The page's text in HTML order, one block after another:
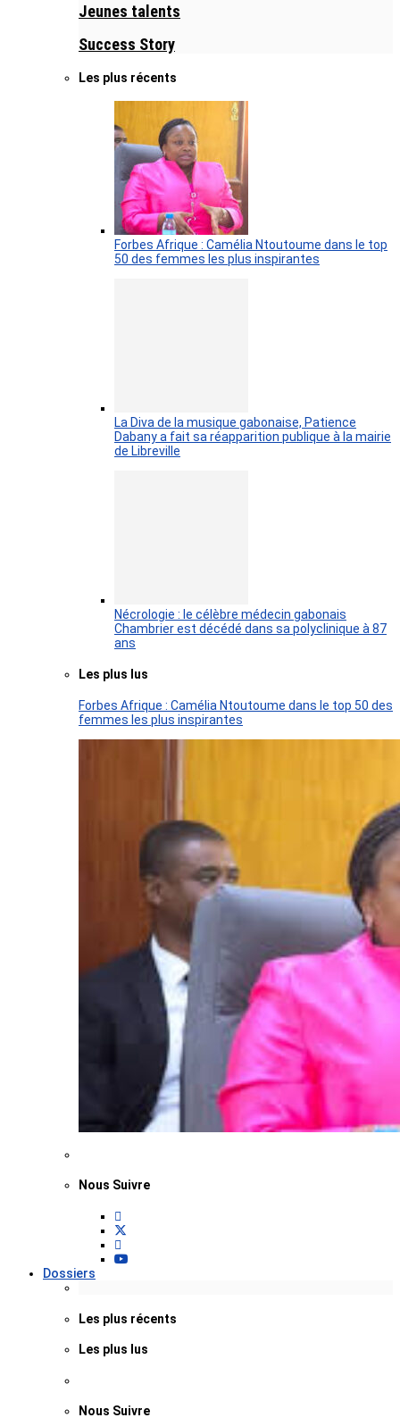
Jeunes talents
Success Story
Les plus récents
Forbes Afrique : Camélia Ntoutoume dans le top
50 des femmes les plus inspirantes
La Diva de la musique gabonaise, Patience
Dabany a fait sa réapparition publique à la mairie
de Libreville
Nécrologie : le célèbre médecin gabonais
Chambrier est décédé dans sa polyclinique à 87
ans
Les plus lus
Forbes Afrique : Camélia Ntoutoume dans le top 50 des
femmes les plus inspirantes
Nous Suivre
Dossiers
Les plus récents
Les plus lus
Nous Suivre